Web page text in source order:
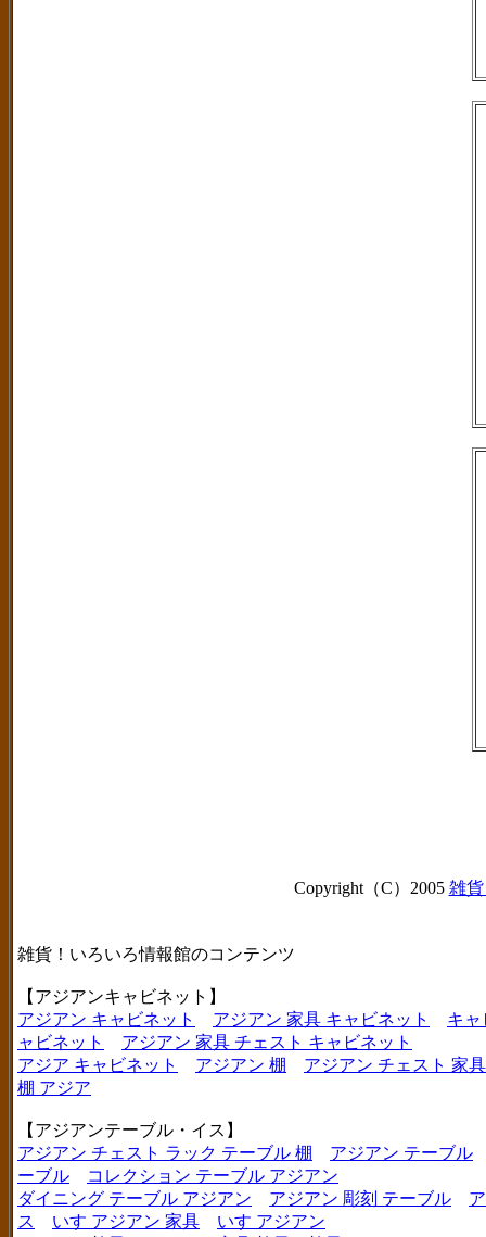
Copyright（C）2005 雑
雑貨！いろいろ情報館のコンテンツ
【アジアンキャビネット】
アジアン キャビネット
アジアン 家具 キャビネット
キャ
ャビネット
アジアン 家具 チェスト キャビネット
アジア キャビネット
アジアン 棚
アジアン チェスト 家
棚 アジア
【アジアンテーブル・イス】
アジアン チェスト ラック テーブル 棚
アジアン テーブル
ーブル
コレクション テーブル アジアン
ダイニング テーブル アジアン
アジアン 彫刻 テーブル
ス
いす アジアン 家具
いす アジアン